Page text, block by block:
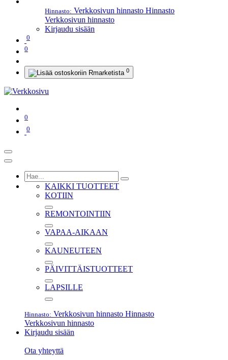
Hinnasto: Verkkosivun hinnasto Hinnasto
Verkkosivun hinnasto
Kirjaudu sisään
0
0
0
0
0
KAIKKI TUOTTEET
KOTIIN
REMONTOINTIIN
VAPAA-AIKAAN
KAUNEUTEEN
PÄIVITTÄISTUOTTEET
LAPSILLE
Hinnasto: Verkkosivun hinnasto Hinnasto
Verkkosivun hinnasto
Kirjaudu sisään
Ota yhteyttä